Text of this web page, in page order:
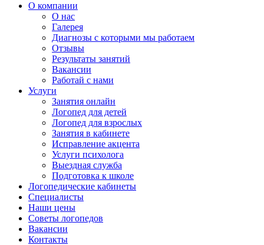
О компании
О нас
Галерея
Диагнозы с которыми мы работаем
Отзывы
Результаты занятий
Вакансии
Работай с нами
Услуги
Занятия онлайн
Логопед для детей
Логопед для взрослых
Занятия в кабинете
Исправление акцента
Услуги психолога
Выездная служба
Подготовка к школе
Логопедические кабинеты
Специалисты
Наши цены
Советы логопедов
Вакансии
Контакты